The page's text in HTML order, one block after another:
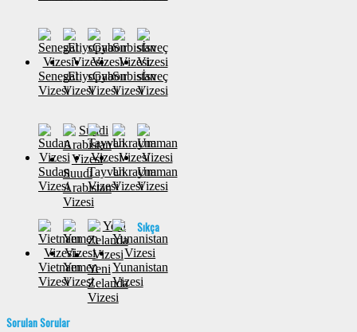
Senegal
Vizesi
sEtiyopya
Vizesi
sGabon
Vizesi
Sırbistan
Vizesi
sİsveç
Vizesi
Sudan
Vizesi
Suudi
Arabistan
Vizesi
Tayvan
Vizesi
Ukrayna
Vizesi
Umman
Vizesi
Vietnam
Vizesi
Yemen
Vizesi
Yeni
Zelanda
Vizesi
Yunanistan
Vizesi
Sıkça
Sorulan Sorular